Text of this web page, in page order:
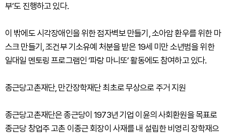
부’도 진행하고 있다.
이 밖에도 시각장애인을 위한 점자벽보 만들기, 소아암 환우를 위한 마
스크 만들기, 조건부 기소유예 처분을 받은 19세 미만 소년범을 위한
일대일 멘토링 프로그램인 ‘파랑 마니또’ 활동에도 참여하고 있다.
종근당고촌재단, 만간장학재단 최초로 무상으로 주거 지원
종근당고촌재단은 종근당이 1973년 기업 이윤의 사회환원을 목표로
종근당 창업주 고촌 이종근 회장이 사재를 내 설립한 비영리 장학재으